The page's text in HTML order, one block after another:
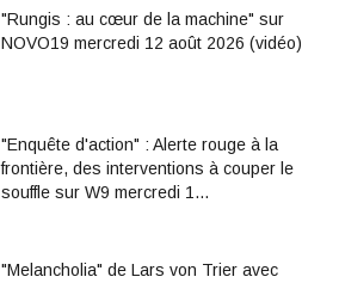
"Rungis : au cœur de la machine" sur
NOVO19 mercredi 12 août 2026 (vidéo)
"Enquête d'action" : Alerte rouge à la
frontière, des interventions à couper le
souffle sur W9 mercredi 1…
"Melancholia" de Lars von Trier avec